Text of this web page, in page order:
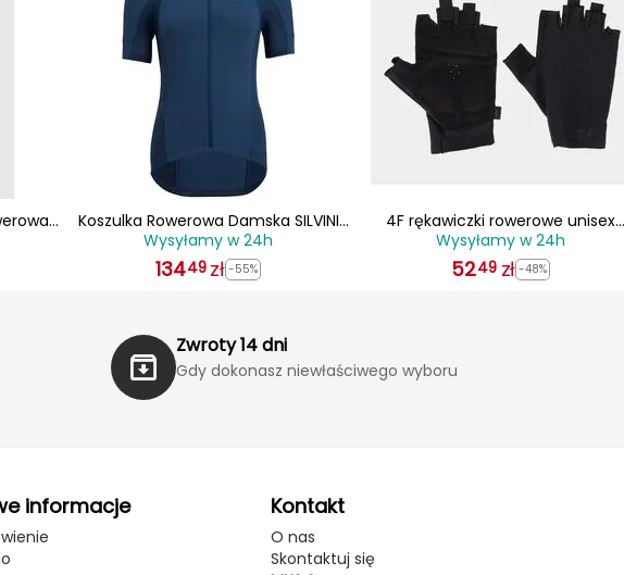
Koszulka Rowerowa Damska SILVINI
Montella WD2024 granatowa
Wysyłamy w 24h
13449 zł -55%
4F rękawiczki rowerowe unisex
4FWSS25AFGLU155 czarne
Wysyłamy w 24h
5249 zł -48%
Zwroty 14 dni
Gdy dokonasz niewłaściwego wyboru
informacje Kontakt
O nas
Skontaktuj się